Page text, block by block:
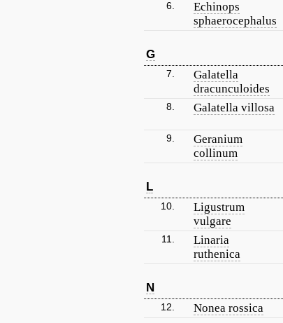
6.
Echinops
sphaerocephalus
G
7.
Galatella
dracunculoides
8. Galatella villosa
9.
Geranium
collinum
L
10.
Ligustrum
vulgare
11.
Linaria
ruthenica
N
12. Nonea rossica